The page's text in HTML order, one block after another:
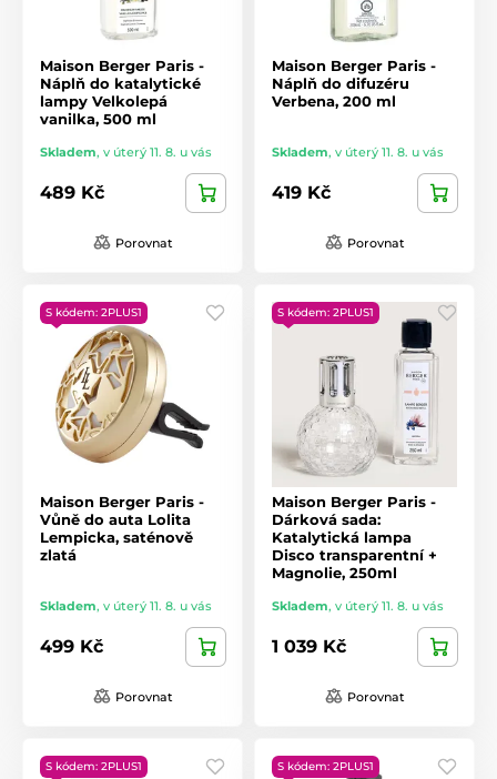
Maison Berger Paris -
Náplň do katalytické
lampy Velkolepá
vanilka, 500 ml
Skladem, v úterý 11. 8. u vás
489 Kč
Porovnat
Maison Berger Paris -
Náplň do difuzéru
Verbena, 200 ml
Skladem, v úterý 11. 8. u vás
419 Kč
Porovnat
S kódem: 2PLUS1
Maison Berger Paris -
Vůně do auta Lolita
Lempicka, saténově
zlatá
Skladem, v úterý 11. 8. u vás
499 Kč
Porovnat
S kódem: 2PLUS1
Maison Berger Paris -
Dárková sada:
Katalytická lampa
Disco transparentní +
Magnolie, 250ml
Skladem, v úterý 11. 8. u vás
1 039 Kč
Porovnat
S kódem: 2PLUS1 S kódem: 2PLUS1